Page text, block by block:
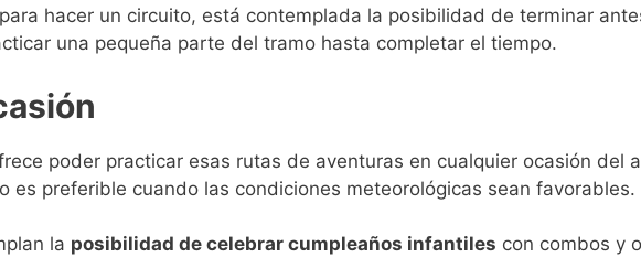
hacer un circuito, está contemplada la posibilidad de terminar
una pequeña parte del tramo hasta completar el tiempo.
poder practicar esas rutas de aventuras en cualquier ocasión del
es preferible cuando las condiciones meteorológicas sean favorables.
la posibilidad de celebrar cumpleaños infantiles con combos y